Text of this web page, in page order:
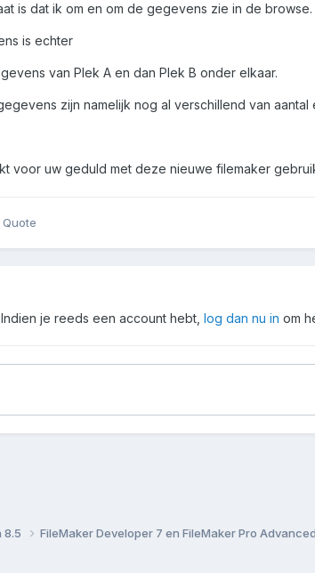
is dat ik om en om de gegevens zie in de browse.
is echter
van Plek A en dan Plek B onder elkaar.
zijn namelijk nog al verschillend van
voor uw geduld met deze nieuwe filemaker
Quote
je reeds een account hebt, log dan nu in om
8.5 FileMaker Developer 7 en FileMaker Pro